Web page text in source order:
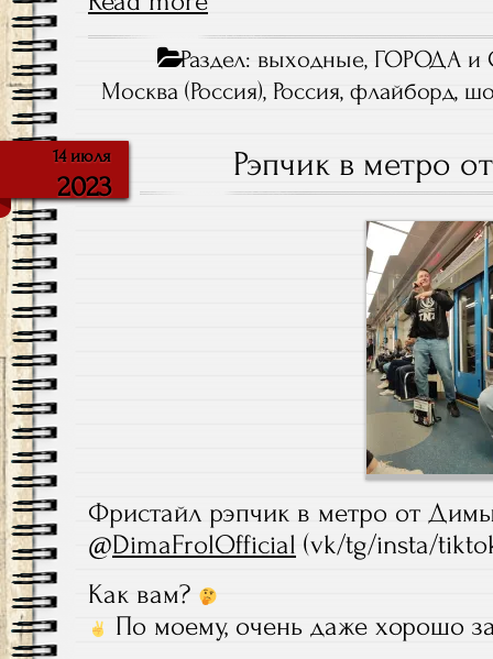
Раздел: выходные, ГОРОДА и
Москва (Россия), Россия,флайборд,
14 июля
2023
Рэпчик в метро
Фристайл рэпчик в метро от
@DimaFrolOfficial (vk/tg/insta/
Как вам?
По моему, очень даже хорошо